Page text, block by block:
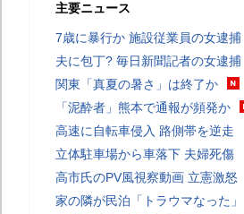
主要ニュース
7歳に暴行か 施設従業員の女逮捕
夫に包丁? 毎日新聞記者の女逮捕
関東「真夏の暑さ」は終了か
「泥酔者」熊本で通報が頻発か
高速に自転車侵入 路側帯を逆走
立体駐車場から車落下 夫婦死傷
高市氏のPV風視察動画 立憲激怒
家の隣が民泊「トラウマなった」